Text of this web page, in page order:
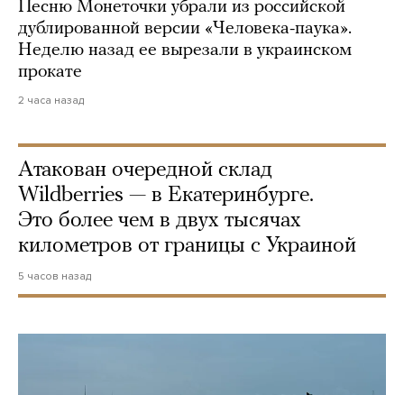
Песню Монеточки убрали из российской
дублированной версии «Человека-паука».
Неделю назад ее вырезали в украинском
прокате
2 часа назад
Атакован очередной склад
Wildberries — в Екатеринбурге.
Это более чем в двух тысячах
километров от границы с Украиной
5 часов назад